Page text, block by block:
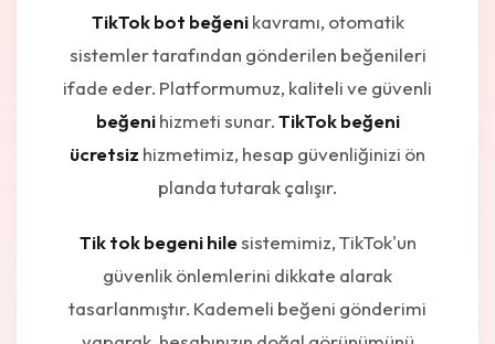
TikTok bot beğenikavramı, otomatik
sistemler tarafından gönderilen beğenileri
ifade eder. Platformumuz, kaliteli ve güvenli
beğenihizmeti sunar.TikTok beğeni
ücretsiz hizmetimiz, hesap güvenliğinizi ön
planda tutarak çalışır.
Tik tok begeni hilesistemimiz, TikTok'un
güvenlik önlemlerini dikkate alarak
tasarlanmıştır. Kademeli beğeni gönderimi